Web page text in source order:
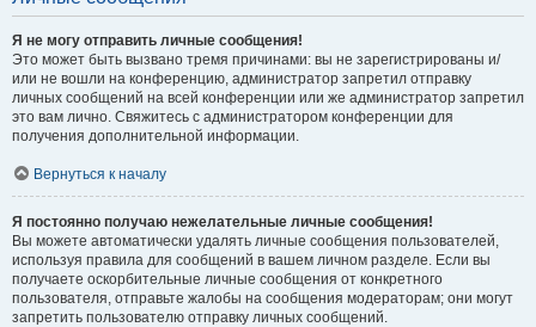
Я не могу отправить личные сообщения!
Это может быть вызвано тремя причинами: вы не зарегистрированы и/
или не вошли на конференцию, администратор запретил отправку
личных сообщений на всей конференции или же администратор запретил
это вам лично. Свяжитесь с администратором конференции для
получения дополнительной информации.
Вернуться к началу
Я постоянно получаю нежелательные личные сообщения!
Вы можете автоматически удалять личные сообщения пользователей,
используя правила для сообщений в вашем личном разделе. Если вы
получаете оскорбительные личные сообщения от конкретного
пользователя, отправьте жалобы на сообщения модераторам; они могут
запретить пользователю отправку личных сообщений.